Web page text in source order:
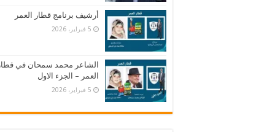
أرشيف برنامج قطار العمر
5 فبراير، 2026
الشاعر محمد سمحان في قطار
العمر – الجزء الاول
5 فبراير، 2026